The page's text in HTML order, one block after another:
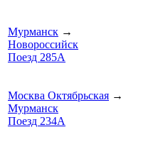
Мурманск →
Новороссийск
Поезд 285А
Москва Октябрьская →
Мурманск
Поезд 234А